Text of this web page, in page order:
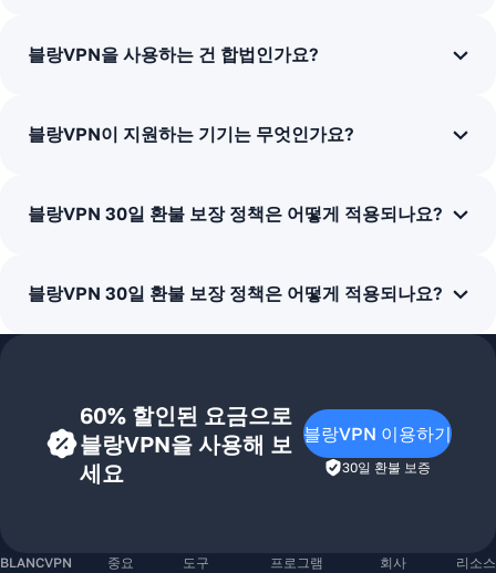
블랑VPN을 사용하는 건 합법인가요?
블랑VPN이 지원하는 기기는 무엇인가요?
블랑VPN 30일 환불 보장 정책은 어떻게 적용되나요?
블랑VPN 30일 환불 보장 정책은 어떻게 적용되나요?
60% 할인된 요금으로
블랑VPN을 사용해 보
세요
블랑VPN 이용하기
30일 환불 보증
BLANCVPN
중요
도구 프로그램 회사 리소스